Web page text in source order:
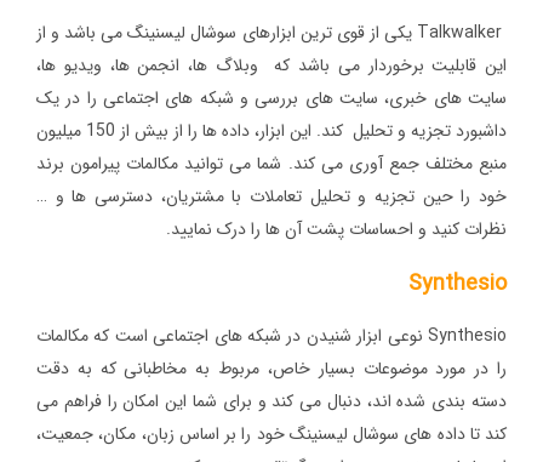
Talkwalker یکی از قوی ترین ابزارهای سوشال لیسنینگ می باشد و از
این قابلیت برخوردار می باشد که وبلاگ‌ ها، انجمن ‌ها، ویدیو ها،
سایت ‌های خبری، سایت‌ های بررسی و شبکه‌ های اجتماعی را در یک
داشبورد تجزیه و تحلیل کند. این ابزار، داده ها را از بیش از 150 میلیون
منبع مختلف جمع آوری می کند. شما می توانید مکالمات پیرامون برند
خود را حین تجزیه و تحلیل تعاملات با مشتریان، دسترسی ها و …
نظرات کنید و احساسات پشت آن ها را درک نمایید.
Synthesio
Synthesio نوعی ابزار شنیدن در شبکه های اجتماعی است که مکالمات
را در مورد موضوعات بسیار خاص، مربوط به مخاطبانی که به دقت
دسته بندی شده اند، دنبال می کند و برای شما این امکان را فراهم می
کند تا داده های سوشال لیسنینگ خود را بر اساس زبان، مکان، جمعیت،